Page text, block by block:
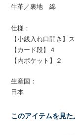
牛革／裏地 綿
仕様：
【小銭入れ口開き】
【カード段】４
【内ポケット】２
生産国：
日本
このアイテムを見